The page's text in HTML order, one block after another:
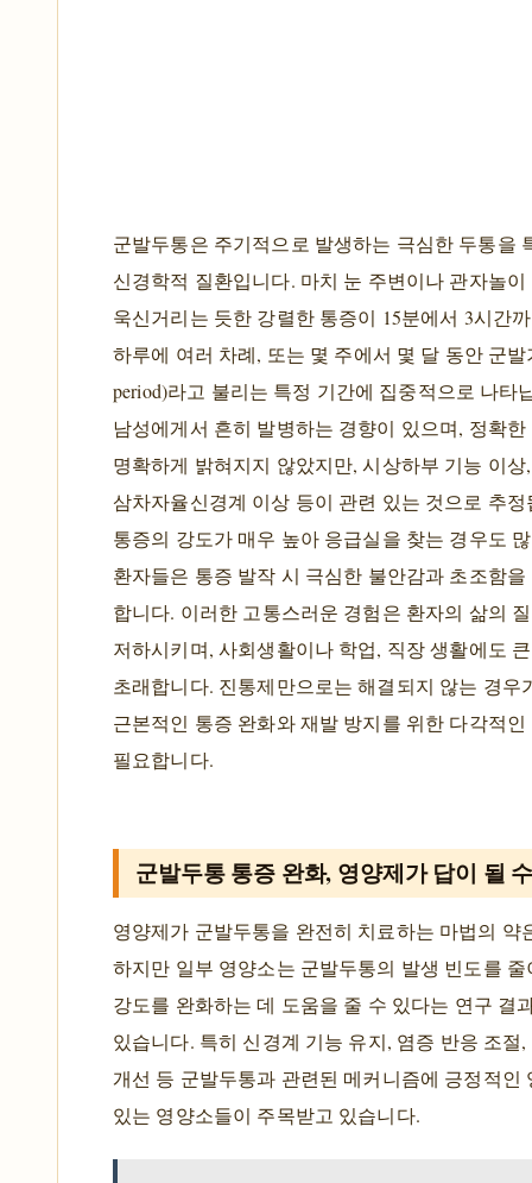
군발두통은 주기적으로 발생하는 극심한 두통을
신경학적 질환입니다. 마치 눈 주변이나 관자놀이
욱신거리는 듯한 강렬한 통증이 15분에서 3시간
하루에 여러 차례, 또는 몇 주에서 몇 달 동안 군발
period)라고 불리는 특정 기간에 집중적으로 나타
남성에게서 흔히 발병하는 경향이 있으며, 정확
명확하게 밝혀지지 않았지만, 시상하부 기능 이상,
삼차자율신경계 이상 등이 관련 있는 것으로 추정
통증의 강도가 매우 높아 응급실을 찾는 경우도
환자들은 통증 발작 시 극심한 불안감과 초조함
합니다. 이러한 고통스러운 경험은 환자의 삶의
저하시키며, 사회생활이나 학업, 직장 생활에도
초래합니다. 진통제만으로는 해결되지 않는 경우
근본적인 통증 완화와 재발 방지를 위한 다각적인
필요합니다.
군발두통 통증 완화, 영양제가 답이 될
영양제가 군발두통을 완전히 치료하는 마법의 약
하지만 일부 영양소는 군발두통의 발생 빈도를
강도를 완화하는 데 도움을 줄 수 있다는 연구 결
있습니다. 특히 신경계 기능 유지, 염증 반응 조절
개선 등 군발두통과 관련된 메커니즘에 긍정적인
있는 영양소들이 주목받고 있습니다.